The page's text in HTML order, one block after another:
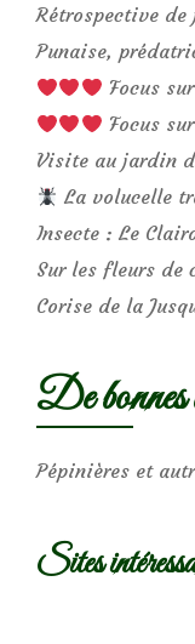
Rétrospective
Punaise,
Focus
Focus
Visite au jardin
La volucelle
Insecte : Le
Sur les fleurs de
Corise de la
De bonnes
Pépinières et
Sites